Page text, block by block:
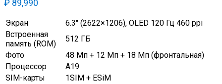
₽ 89,990
Экран
6.3″ (2622×1206), OLED 120 Гц 460 ppi
Встроенная
память (ROM)
512 ГБ
Фото
48 Мп + 12 Мп + 18 Мп (фронтальная)
Процессор
A19
SIM-карты
1SIM + ESiM